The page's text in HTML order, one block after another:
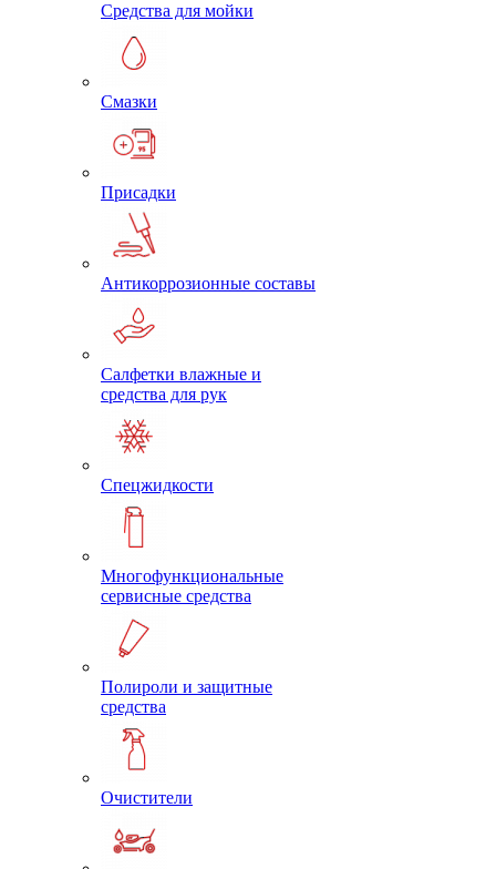
Средства для мойки
Смазки
Присадки
Антикоррозионные составы
Салфетки влажные и
средства для рук
Спецжидкости
Многофункциональные
сервисные средства
Полироли и защитные
средства
Очистители